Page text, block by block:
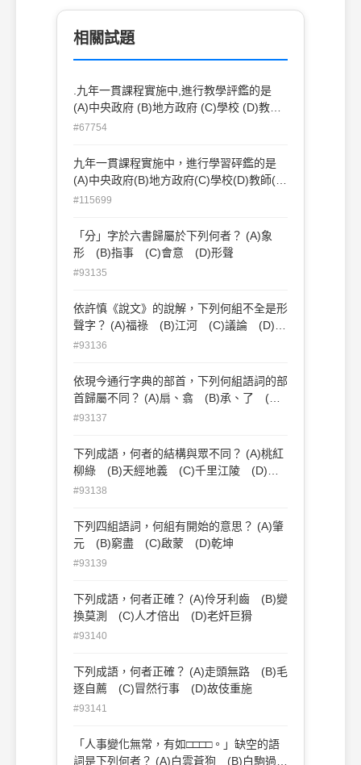
相關試題
.九年一貫課程實施中,進行教學評鑑的是
(A)中央政府 (B)地方政府 (C)學校 (D)教師
(E)專屬機構
#67754
九年一貫課程實施中，進行學習砰鑑的是
(A)中央政府(B)地方政府(C)學校(D)教師(E)
專業機構。
#115699
「分」字於六書歸屬於下列何者？ (A)象
形 (B)指事 (C)會意 (D)形聲
#93135
依許慎《說文》的說解，下列何組不全是形
聲字？ (A)福祿 (B)江河 (C)議論 (D)轉
學
#93136
依現今通行字典的部首，下列何組語詞的部
首歸屬不同？ (A)扇、翕 (B)承、了 (C)
瑩、璽 (D)皸、皺
#93137
下列成語，何者的結構與眾不同？ (A)桃紅
柳綠 (B)天經地義 (C)千里江陵 (D)昏
天黑地
#93138
下列四組語詞，何組有開始的意思？ (A)肇
元 (B)窮盡 (C)啟蒙 (D)乾坤
#93139
下列成語，何者正確？ (A)伶牙利齒 (B)變
換莫測 (C)人才倍出 (D)老奸巨猾
#93140
下列成語，何者正確？ (A)走頭無路 (B)毛
逐自薦 (C)冒然行事 (D)故伎重施
#93141
「人事變化無常，有如□□□□。」缺空的語
詞是下列何者？ (A)白雲蒼狗 (B)白駒過